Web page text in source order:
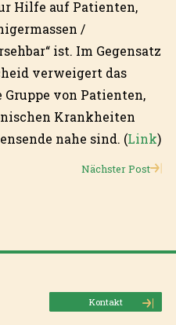
Hilfe auf Patienten,
/
ist. Im Gegensatz
verweigert das
Gruppe von Patienten,
Krankheiten
nahe sind. (Link)
Nächster Post
Kontakt